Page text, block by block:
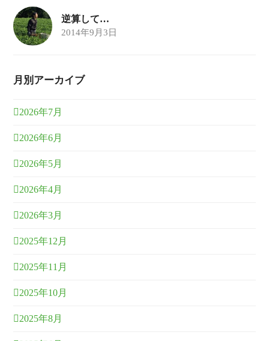
逆算して…
2014年9月3日
月別アーカイブ
2026年7月
2026年6月
2026年5月
2026年4月
2026年3月
2025年12月
2025年11月
2025年10月
2025年8月